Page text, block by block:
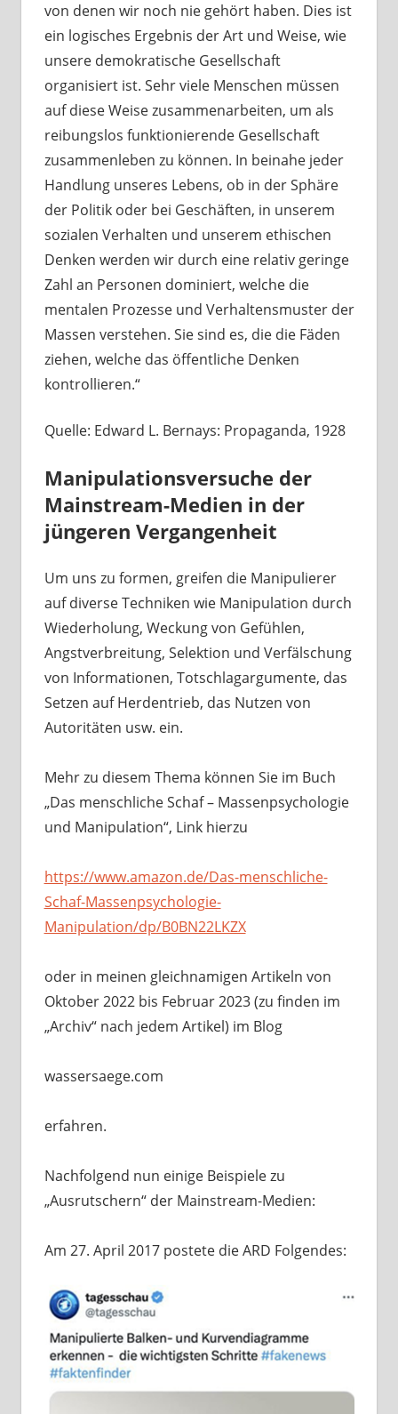
von denen wir noch nie gehört haben. Dies ist
ein logisches Ergebnis der Art und Weise, wie
unsere demokratische Gesellschaft
organisiert ist. Sehr viele Menschen müssen
auf diese Weise zusammenarbeiten, um als
reibungslos funktionierende Gesellschaft
zusammenleben zu können. In beinahe jeder
Handlung unseres Lebens, ob in der Sphäre
der Politik oder bei Geschäften, in unserem
sozialen Verhalten und unserem ethischen
Denken werden wir durch eine relativ geringe
Zahl an Personen dominiert, welche die
mentalen Prozesse und Verhaltensmuster der
Massen verstehen. Sie sind es, die die Fäden
ziehen, welche das öffentliche Denken
kontrollieren.“
Quelle: Edward L. Bernays: Propaganda, 1928
Manipulationsversuche der
Mainstream-Medien in der
jüngeren Vergangenheit
Um uns zu formen, greifen die Manipulierer
auf diverse Techniken wie Manipulation durch
Wiederholung, Weckung von Gefühlen,
Angstverbreitung, Selektion und Verfälschung
von Informationen, Totschlagargumente, das
Setzen auf Herdentrieb, das Nutzen von
Autoritäten usw. ein.
Mehr zu diesem Thema können Sie im Buch
„Das menschliche Schaf – Massenpsychologie
und Manipulation“, Link hierzu
https://www.amazon.de/Das-menschliche-
Schaf-Massenpsychologie-
Manipulation/dp/B0BN22LKZX
oder in meinen gleichnamigen Artikeln von
Oktober 2022 bis Februar 2023 (zu finden im
„Archiv“ nach jedem Artikel) im Blog
wassersaege.com
erfahren.
Nachfolgend nun einige Beispiele zu
„Ausrutschern“ der Mainstream-Medien:
Am 27. April 2017 postete die ARD Folgendes: